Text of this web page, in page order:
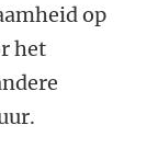
op
het